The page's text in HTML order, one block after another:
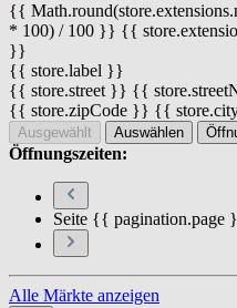
{{
* 100) / 100 }} {{
}}
{{ store.label }}
{{ store.street }} {{
{{ store.zipCode }} {{
Ausgewählt Auswählen
Öffnungszeiten:
Seite {{
Alle Märkte anzeigen